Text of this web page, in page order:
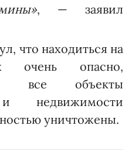
, — заявил
что находиться на
очень опасно,
все объекты
недвижимости
уничтожены.